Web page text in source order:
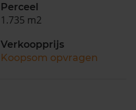
Perceel
1.735 m2
Verkoopprijs
Koopsom opvragen